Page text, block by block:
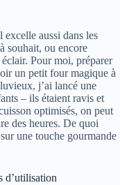
aussi dans les
souhait, ou encore
Pour moi, préparer
un petit four magique à
j’ai lancé une
– ils étaient ravis et
optimisés, on peut
des heures. De quoi
une touche gourmande
d’utilisation